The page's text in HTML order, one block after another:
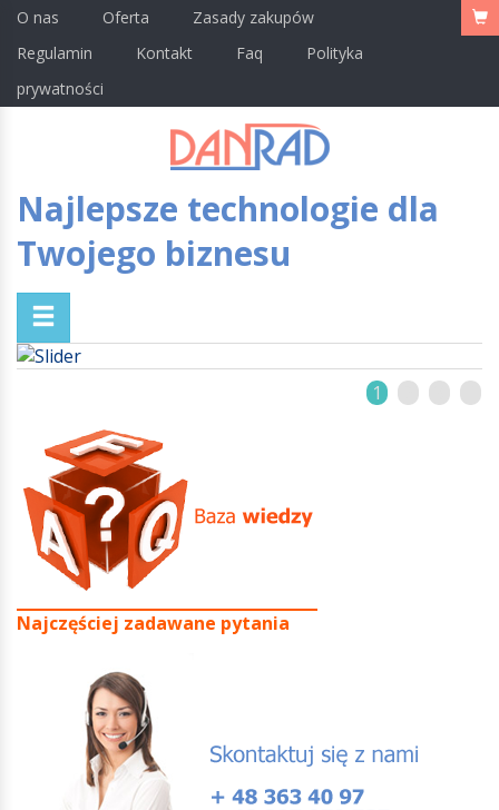
O nas Oferta
Zasady zakupów
Regulamin
Kontakt Faq
Polityka
prywatności
Najlepsze technologie dla
Twojego biznesu
1
Najczęściej zadawane pytania